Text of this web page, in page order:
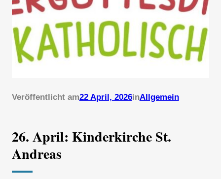
Veröffentlicht am22 April, 2026inAllgemein
26. April: Kinderkirche St.
Andreas